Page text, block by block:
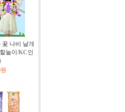
나비 날개
놀이/KC인